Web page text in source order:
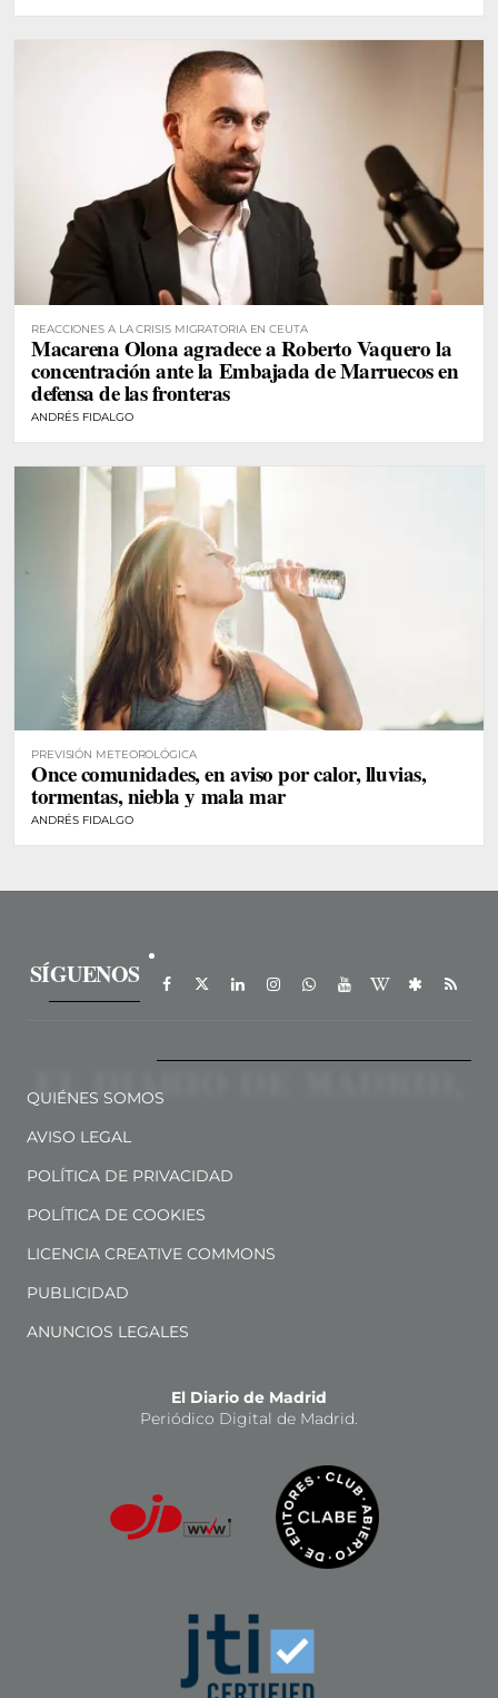
REACCIONES A LA CRISIS MIGRATORIA EN CEUTA
Macarena Olona agradece a Roberto Vaquero la
concentración ante la Embajada de Marruecos en
defensa de las fronteras
ANDRÉS FIDALGO
PREVISIÓN METEOROLÓGICA
Once comunidades, en aviso por calor, lluvias,
tormentas, niebla y mala mar
ANDRÉS FIDALGO
SÍGUENOS
QUIÉNES SOMOS
AVISO LEGAL
POLÍTICA DE PRIVACIDAD
POLÍTICA DE COOKIES
LICENCIA CREATIVE COMMONS
PUBLICIDAD
ANUNCIOS LEGALES
El Diario de Madrid
Periódico Digital de Madrid.